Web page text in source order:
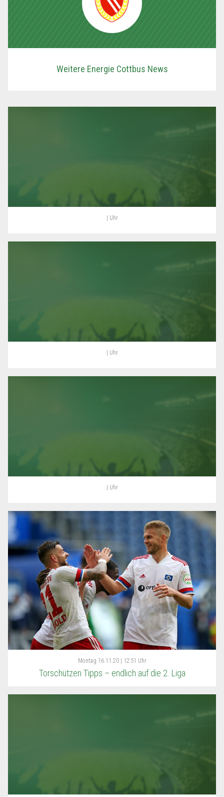
Weitere Energie Cottbus News
| Uhr
| Uhr
| Uhr
Montag 16.11.20 | 12:51 Uhr
Torschützen Tipps – endlich auf die 2. Liga